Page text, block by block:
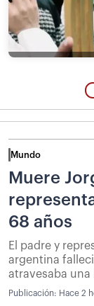
Mundo
Muere
68 años
El padre y
argentina
atravesaba una
Publicación: Hace 2